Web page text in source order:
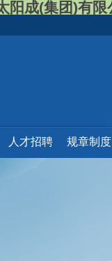
成(集团)有限
人才招聘 规章制度